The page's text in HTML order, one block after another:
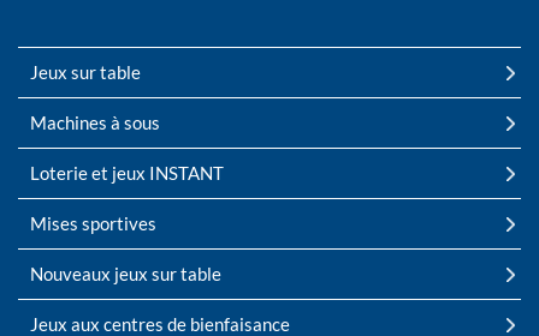
Jeux sur table
Machines à sous
Loterie et jeux INSTANT
Mises sportives
Nouveaux jeux sur table
Jeux aux centres de bienfaisance